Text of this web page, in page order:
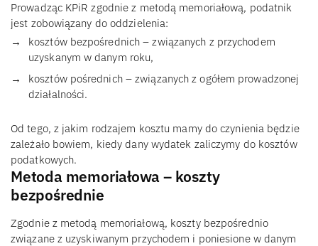
Prowadząc KPiR zgodnie z metodą memoriałową, podatnik
jest zobowiązany do oddzielenia:
kosztów bezpośrednich – związanych z przychodem
uzyskanym w danym roku,
kosztów pośrednich – związanych z ogółem prowadzonej
działalności.
Od tego, z jakim rodzajem kosztu mamy do czynienia będzie
zależało bowiem, kiedy dany wydatek zaliczymy do kosztów
podatkowych.
Metoda memoriałowa – koszty
bezpośrednie
Zgodnie z metodą memoriałową, koszty bezpośrednio
związane z uzyskiwanym przychodem i poniesione w danym